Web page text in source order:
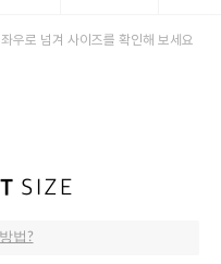
좌우로 넘겨 사이즈를 확인해 보세요